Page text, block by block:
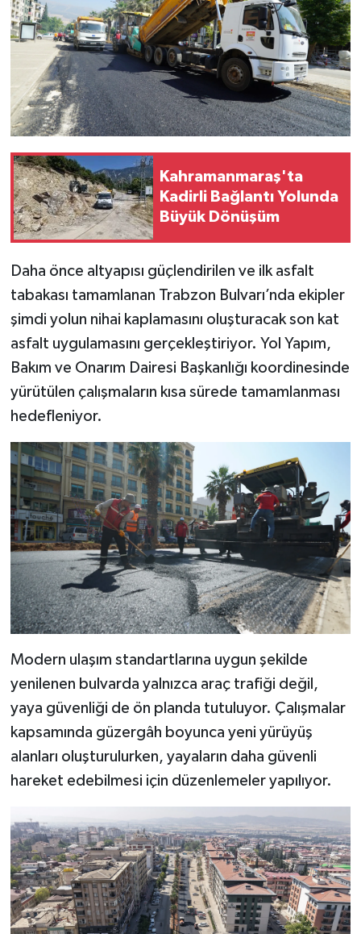
Kahramanmaraş'ta
Kadirli Bağlantı Yolunda
Büyük Dönüşüm
Daha önce altyapısı güçlendirilen ve ilk asfalt
tabakası tamamlanan Trabzon Bulvarı’nda ekipler
şimdi yolun nihai kaplamasını oluşturacak son kat
asfalt uygulamasını gerçekleştiriyor. Yol Yapım,
Bakım ve Onarım Dairesi Başkanlığı koordinesinde
yürütülen çalışmaların kısa sürede tamamlanması
hedefleniyor.
Modern ulaşım standartlarına uygun şekilde
yenilenen bulvarda yalnızca araç trafiği değil,
yaya güvenliği de ön planda tutuluyor. Çalışmalar
kapsamında güzergâh boyunca yeni yürüyüş
alanları oluşturulurken, yayaların daha güvenli
hareket edebilmesi için düzenlemeler yapılıyor.
Yemek
SİVİL TOPLUM
SEÇİM 2014
KİM KİMDİR
ÇEK GÖNDER
KİTAP
OTOMOBİL
MİZAH
Genel
Politika
YEREL
BÖLGEDEN
BİLİM TEKNOLOJİ
ASAYİŞ
SEÇİM 2015
ÇEVRE
BİLİM VE TEKNOLOJİ
TANITIM
HABERDE İNSAN